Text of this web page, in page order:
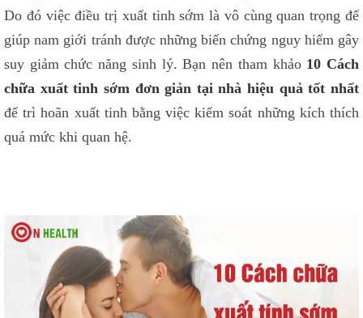
Do đó việc điều trị xuất tinh sớm là vô cùng quan trọng để
giúp nam giới tránh được những biến chứng nguy hiểm gây
suy giảm chức năng sinh lý. Bạn nên tham khảo 10 Cách
chữa xuất tinh sớm đơn giản tại nhà hiệu quả tốt nhất
để trì hoãn xuất tinh bằng việc kiểm soát những kích thích
quá mức khi quan hệ.